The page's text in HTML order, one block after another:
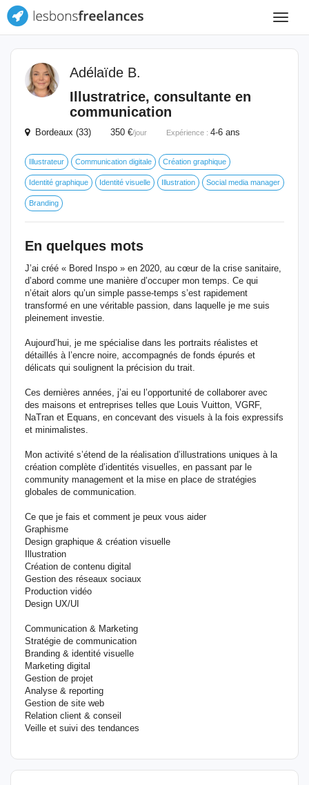
Toggle
Adélaïde B.
Illustratrice, consultante en
communication
Bordeaux (33) 350 €/jour Expérience : 4-6 ans
Illustrateur Communication digitale Création graphique
Identité graphique Identité visuelle Illustration Social media manager
Branding
En quelques mots
J’ai créé « Bored Inspo » en 2020, au cœur de la crise sanitaire,
d’abord comme une manière d’occuper mon temps. Ce qui
n’était alors qu’un simple passe-temps s’est rapidement
transformé en une véritable passion, dans laquelle je me suis
pleinement investie.
Aujourd’hui, je me spécialise dans les portraits réalistes et
détaillés à l’encre noire, accompagnés de fonds épurés et
délicats qui soulignent la précision du trait.
Ces dernières années, j’ai eu l’opportunité de collaborer avec
des maisons et entreprises telles que Louis Vuitton, VGRF,
NaTran et Equans, en concevant des visuels à la fois expressifs
et minimalistes.
Mon activité s’étend de la réalisation d’illustrations uniques à la
création complète d’identités visuelles, en passant par le
community management et la mise en place de stratégies
globales de communication.
Ce que je fais et comment je peux vous aider
Graphisme
Design graphique & création visuelle
Illustration
Création de contenu digital
Gestion des réseaux sociaux
Production vidéo
Design UX/UI
Communication & Marketing
Stratégie de communication
Branding & identité visuelle
Marketing digital
Gestion de projet
Analyse & reporting
Gestion de site web
Relation client & conseil
Veille et suivi des tendances